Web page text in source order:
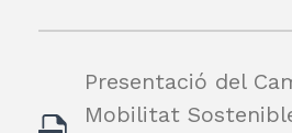
Presentació del
Mobilitat